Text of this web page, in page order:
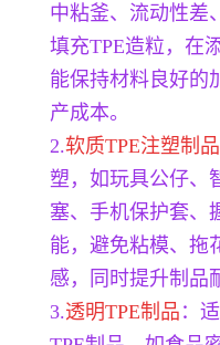
中粘釜、流动性差
填充TPE造粒，在
能保持材料良好的
产成本。
2.软质TPE注塑制品
塑，如玩具公仔、
塞、手机保护套、
能，避免粘模、拖
感，同时提升制品
3.透明TPE制品 ：